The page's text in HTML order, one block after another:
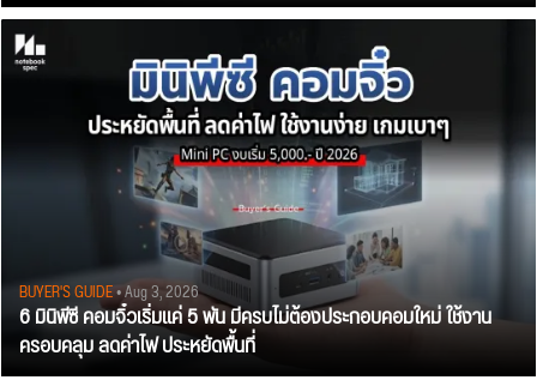
BUYER'S GUIDE• Aug 3, 2026
6 มินิพีซี คอมจิ๋วเริ่มแค่ 5 พัน มีครบไม่ต้องประกอบคอมใหม่ ใช้งาน
ครอบคลุม ลดค่าไฟ ประหยัดพื้นที่